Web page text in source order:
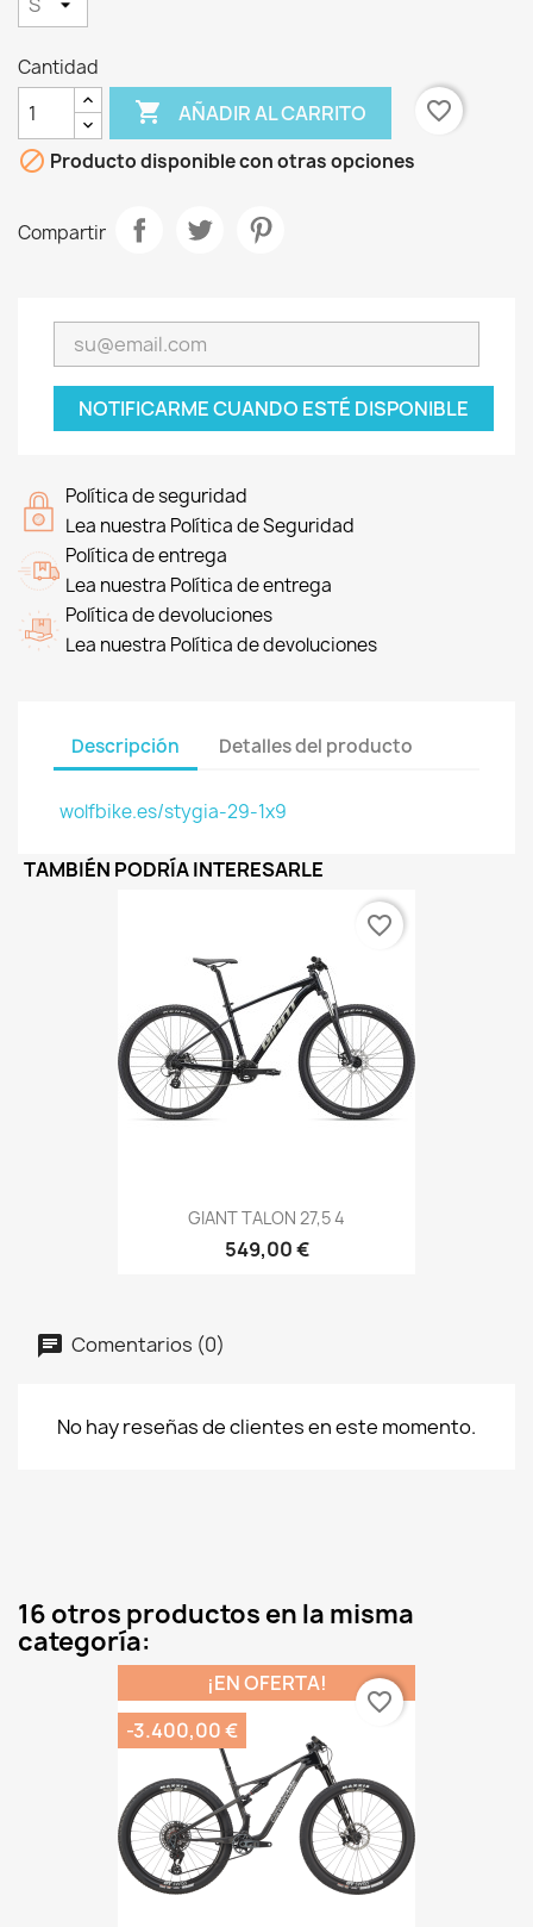
Cantidad
 AÑADIR AL CARRITO
favorite_border
 Producto disponible con otras opciones
Compartir
NOTIFICARME CUANDO ESTÉ DISPONIBLE
Política de seguridad
Lea nuestra Política de Seguridad
Política de entrega
Lea nuestra Política de entrega
Política de devoluciones
Lea nuestra Política de devoluciones
Descripción Detalles del producto
wolfbike.es/stygia-29-1x9
TAMBIÉN PODRÍA INTERESARLE
GIANT TALON 27,5 4
549,00 €
favorite_border
Comentarios (0)
No hay reseñas de clientes en este momento.
16 otros productos en la misma
categoría:
¡EN OFERTA!
-3.400,00 €
favorite_border